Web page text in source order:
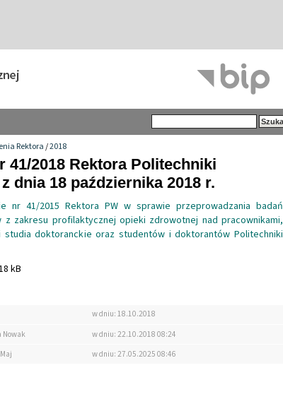
Rektora/2018
41/2018 Rektora Politechniki
dnia 18 października 2018 r.
nr 41/2015 Rektora PW w sprawie przeprowadzania badań
z zakresu profilaktycznej opieki zdrowotnej nad pracownikami,
doktoranckie oraz studentów i doktorantów Politechniki
kB
w dniu: 18.10.2018
Nowak
w dniu: 22.10.2018 08:24
w dniu: 27.05.2025 08:46